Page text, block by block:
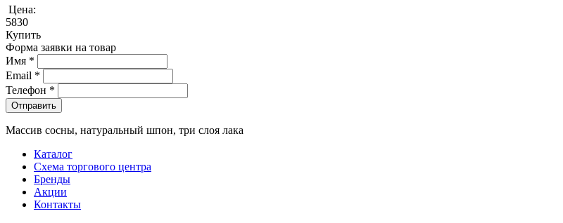
Цена:
5830
Купить
Форма заявки на товар
Имя *
Email *
Телефон *
Массив сосны, натуральный шпон, три слоя лака
Каталог
Схема торгового центра
Бренды
Акции
Контакты